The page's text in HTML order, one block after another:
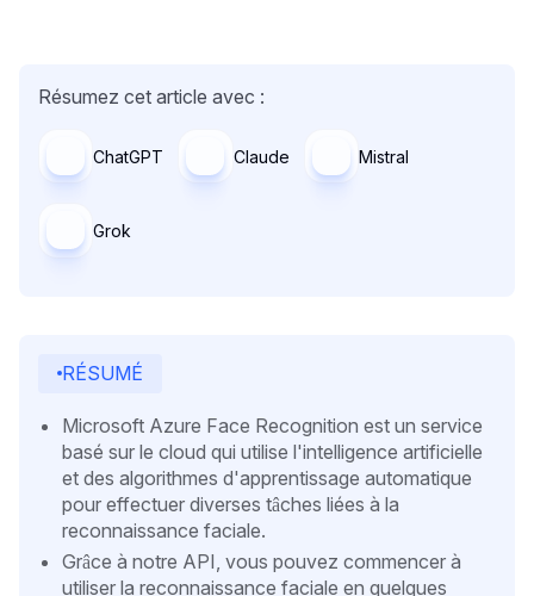
Résumez cet article avec :
ChatGPT Claude Mistral
Grok
RÉSUMÉ
Microsoft Azure Face Recognition est un service
basé sur le cloud qui utilise l'intelligence artificielle
et des algorithmes d'apprentissage automatique
pour effectuer diverses tâches liées à la
reconnaissance faciale.
Grâce à notre API, vous pouvez commencer à
utiliser la reconnaissance faciale en quelques